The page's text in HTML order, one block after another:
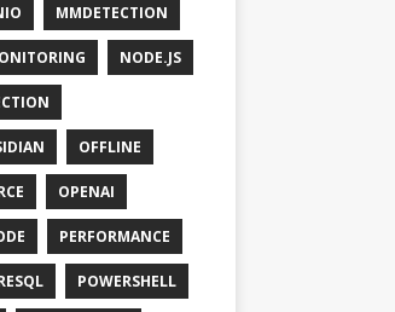
MMDETECTION
NODE.JS
OFFLINE
OPENAI
PERFORMANCE
POWERSHELL